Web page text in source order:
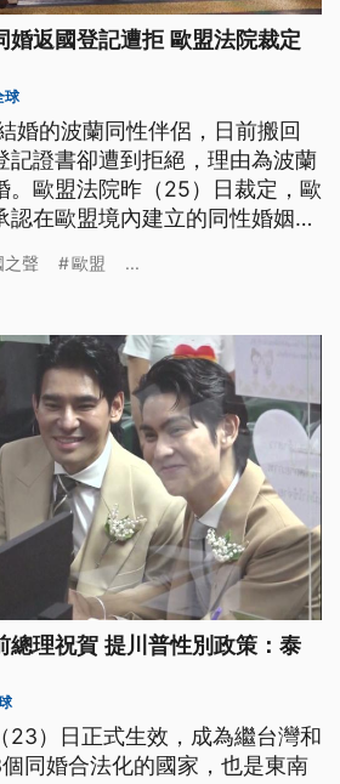
婚返國登記遭拒 歐盟法院裁定
球
婚的波蘭同性伴侶，日前搬回
記證書卻遭到拒絕，理由為波蘭
。歐盟法院昨（25）日裁定，歐
認在歐盟境內建立的同性婚姻關
之聲 歐盟 ...
總理祝賀 提川普性別政策：泰
23）日正式生效，成為繼台灣和
同婚合法化的國家，也是東南